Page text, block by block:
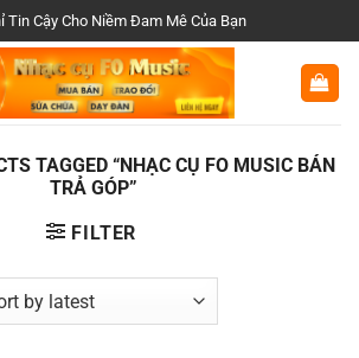
Tin Cậy Cho Niềm Đam Mê Của Bạn
TAGGED “NHẠC CỤ FO MUSIC BÁN
TRẢ GÓP”
FILTER